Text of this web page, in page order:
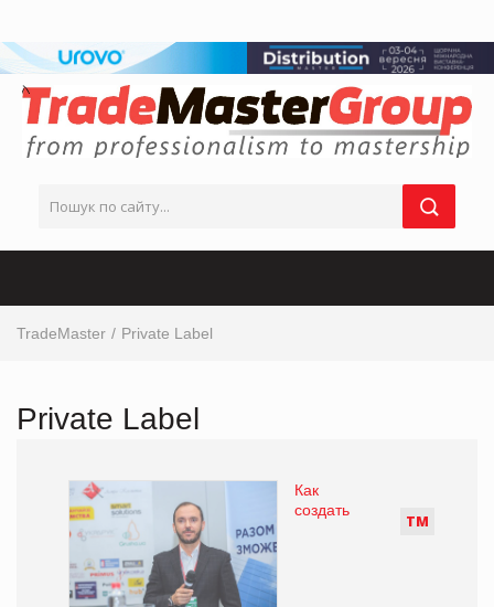
TradeMaster Private Label
Private Label
ТМ
Как
создать